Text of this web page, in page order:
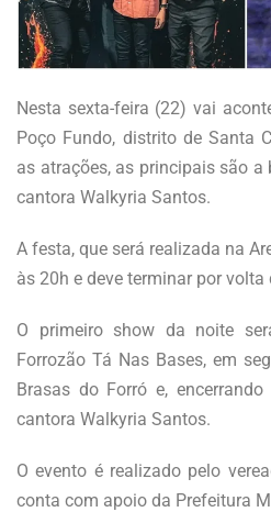
Nesta sexta-feira (22) vai
Poço Fundo, distrito de Santa
as atrações, as principais são a
cantora Walkyria Santos.
A festa, que será realizada na
às 20h e deve terminar por volta
O primeiro show da noite
Forrozão Tá Nas Bases, em
Brasas do Forró e,
cantora Walkyria Santos.
O evento é realizado pelo
conta com apoio da Prefeitura